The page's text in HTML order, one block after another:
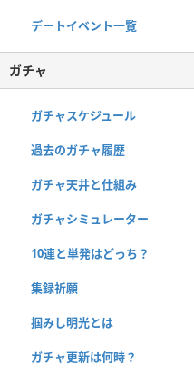
デートイベント一覧
ガチャ
ガチャスケジュール
過去のガチャ履歴
ガチャ天井と仕組み
ガチャシミュレーター
10連と単発はどっち？
集録祈願
掴みし明光とは
ガチャ更新は何時？